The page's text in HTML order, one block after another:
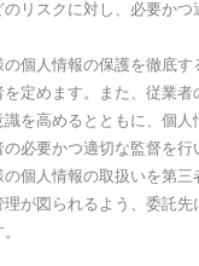
リスクに対し、必要かつ
個人情報の保護を徹底す
定めます。また、従業者
を高めるとともに、個人
必要かつ適切な監督を行
個人情報の取扱いを第三
理が図られるよう、委託先